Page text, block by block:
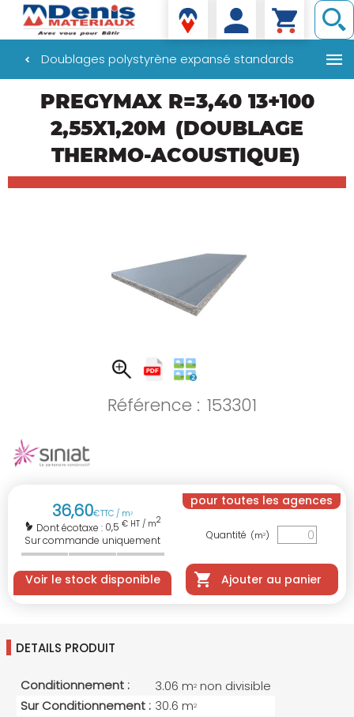
principal
Denis matériaux
Doublages polystyrène expansé standards
PREGYMAX R=3,40 13+100
2,55X1,20M (DOUBLAGE
THERMO-ACOUSTIQUE)
Référence : 153301
36,60€TTC / m2
Dont écotaxe : 0,5 € HT / m2
Sur commande uniquement
Voir le stock disponible
pour toutes les agences
Quantité (m2)
Ajouter au panier
DETAILS PRODUIT
Conditionnement : 3.06 m2 non divisible
Sur Conditionnement : 30.6 m2